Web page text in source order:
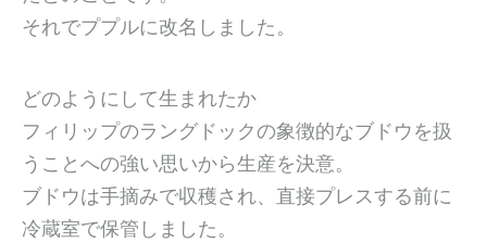
それでププルに改名しました。
どのようにして生まれたか
フィリップのラングドックの象徴的なブドウを扱
うことへの強い思いから生産を決意。
ブドウは手摘みで収穫され、直接プレスする前に
冷蔵室で保管しました。